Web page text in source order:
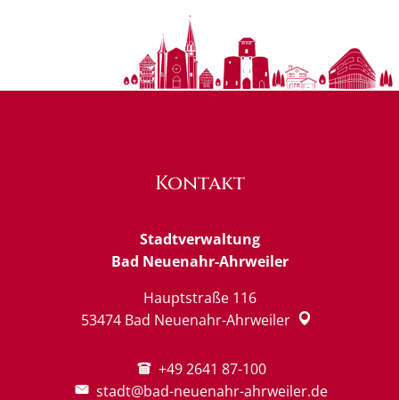
Kontakt
Stadtverwaltung
Bad Neuenahr-Ahrweiler
Hauptstraße 116
53474 Bad Neuenahr-Ahrweiler
+49 2641 87-100
stadt@bad-neuenahr-ahrweiler.de